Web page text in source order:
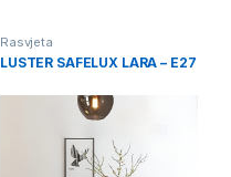
Rasvjeta
LUSTER SAFELUX LARA – E27